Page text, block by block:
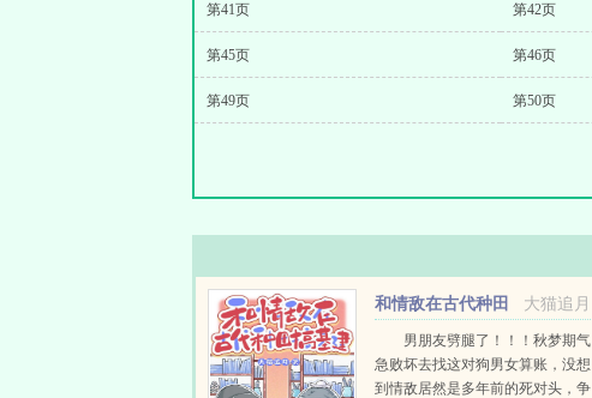
第41页 第42页
第45页 第46页
第49页 第50页
大猫追月
和情敌在古代种田
搞基建男朋友劈腿了！！！秋梦期气
急败坏去找这对狗男女算账，没想
到情敌居然是多年前的死对头，争